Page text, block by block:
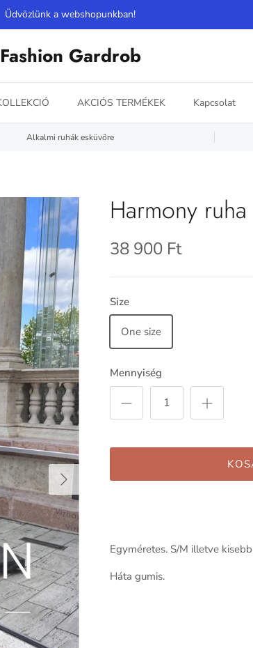
Üdvözlünk a webshopunkban!
Fashion Gardrob
AKCIÓS TERMÉKEK Kapcsolat
Alkalmi ruhák esküvőre
Következő
Harmony ruha
38 900 Ft
Size
One size
Mennyiség
Egyméretes. S/M illetve
Háta gumis.